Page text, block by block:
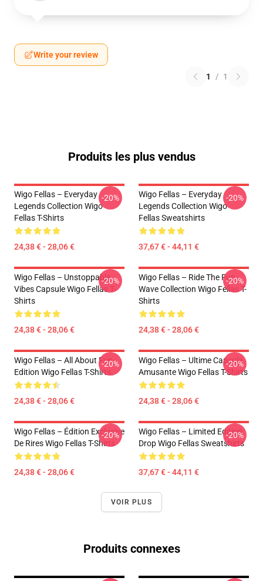
Write your review
1 / 1
Produits les plus vendus
Wigo Fellas – Everyday
Legends Collection Wigo
Fellas T-Shirts
24,38 € - 28,06 €
-20%
Wigo Fellas – Everyday
Legends Collection Wigo
Fellas Sweatshirts
37,67 € - 44,11 €
-20%
Wigo Fellas – Unstoppable
Vibes Capsule Wigo Fellas T-
Shirts
24,38 € - 28,06 €
-20%
Wigo Fellas – Ride The Fun
Wave Collection Wigo Fellas T-
Shirts
24,38 € - 28,06 €
-20%
Wigo Fellas – All About Fun
Edition Wigo Fellas T-Shirts
24,38 € - 28,06 €
-20%
Wigo Fellas – Ultime Capsule
Amusante Wigo Fellas T-Shirts
24,38 € - 28,06 €
-20%
Wigo Fellas – Édition Exclusive
De Rires Wigo Fellas T-Shirts
24,38 € - 28,06 €
-20%
Wigo Fellas – Limited Edition
Drop Wigo Fellas Sweatshirts
37,67 € - 44,11 €
-20%
VOIR PLUS
Produits connexes